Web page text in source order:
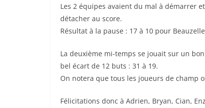
Les 2 équipes avaient du mal à démarrer
détacher au score.
Résultat à la pause : 17 à 10 pour
La deuxième mi-temps se jouait sur un
bel écart de 12 buts : 31 à 19.
On notera que tous les joueurs de champ
Félicitations donc à Adrien, Bryan, Cian,